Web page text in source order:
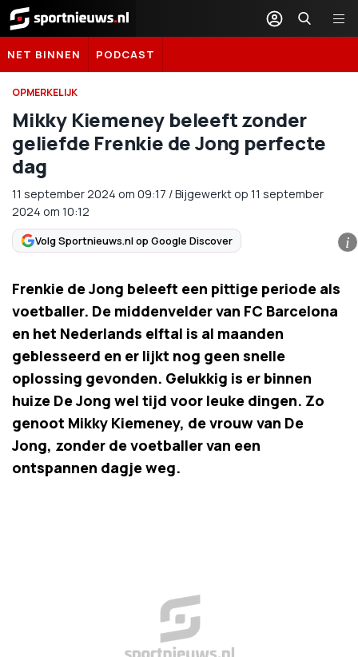
Sportnieuws.nl
NET BINNEN PODCAST
OPMERKELIJK
Mikky Kiemeney beleeft zonder
geliefde Frenkie de Jong perfecte
dag
11 september 2024 om 09:17 /Bijgewerkt op 11 september
2024 om 10:12
Volg Sportnieuws.nl op Google Discover i
Frenkie de Jong beleeft een pittige periode als
voetballer. De middenvelder van FC Barcelona
en het Nederlands elftal is al maanden
geblesseerd en er lijkt nog geen snelle
oplossing gevonden. Gelukkig is er binnen
huize De Jong wel tijd voor leuke dingen. Zo
genoot Mikky Kiemeney, de vrouw van De
Jong, zonder de voetballer van een
ontspannen dagje weg.